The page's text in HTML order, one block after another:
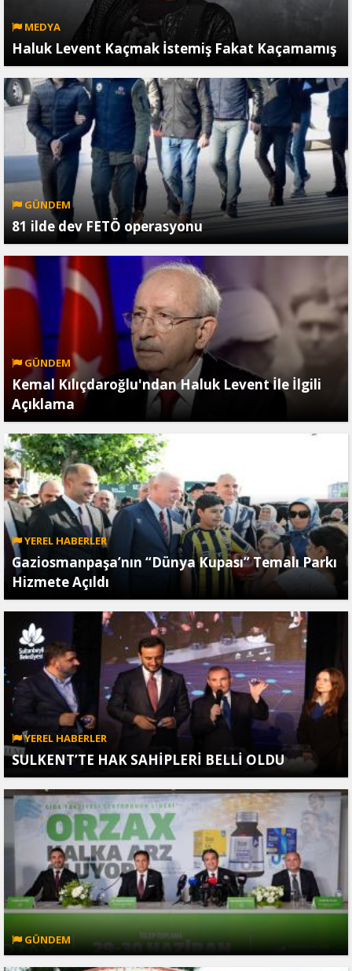
MEDYA
Haluk Levent Kaçmak İstemiş Fakat Kaçamamış
GÜNDEM
81 ilde dev FETÖ operasyonu
GÜNDEM
Kemal Kılıçdaroğlu'ndan Haluk Levent İle İlgili
Açıklama
YEREL HABERLER
Gaziosmanpaşa’nın “Dünya Kupası” Temalı Parkı
Hizmete Açıldı
YEREL HABERLER
SULKENT’TE HAK SAHİPLERİ BELLİ OLDU
GÜNDEM